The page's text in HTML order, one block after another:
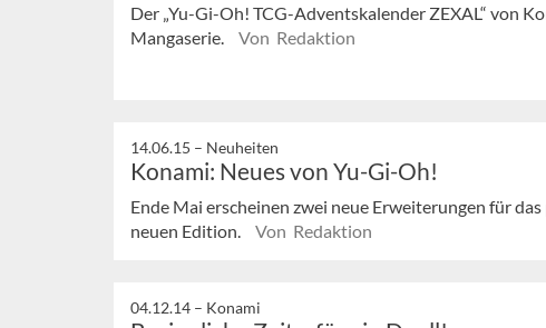
Der „Yu-Gi-Oh! TCG-Adventskalender ZEXAL“ von
Mangaserie.
Von Redaktion
14.06.15 – Neuheiten
Konami: Neues von Yu-Gi-Oh!
Ende Mai erscheinen zwei neue Erweiterungen für
neuen Edition.
Von Redaktion
04.12.14 – Konami